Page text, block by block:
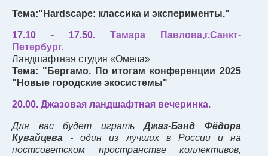
Тема:"Hardscape: классика и эксперименты."
17.10 - 17.50. Тамара Павлова,г.Санкт-
Петербург.
Ландшафтная студия «Омела»
Тема: " Бергамо. По итогам конференции 2025
"Новые городские экосистемы"
20.00. Джазовая ландшафтная вечеринка.
Для вас будет игратьДжаз-Бэнд Фёдора
Кувайцева - один из лучших в России и на
постсоветском пространстве коллективов,